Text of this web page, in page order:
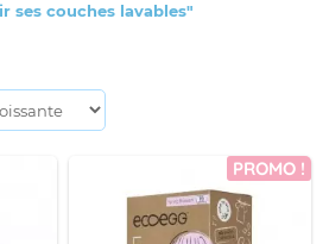
ses couches lavables"
PROMO !